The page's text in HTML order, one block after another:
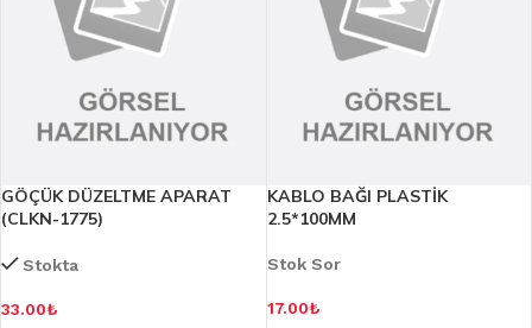
GÖÇÜK DÜZELTME APARAT
(CLKN-1775)
Stokta
33.00₺
KABLO BAĞI PLASTİK
2.5*100MM
Stok Sor
17.00₺